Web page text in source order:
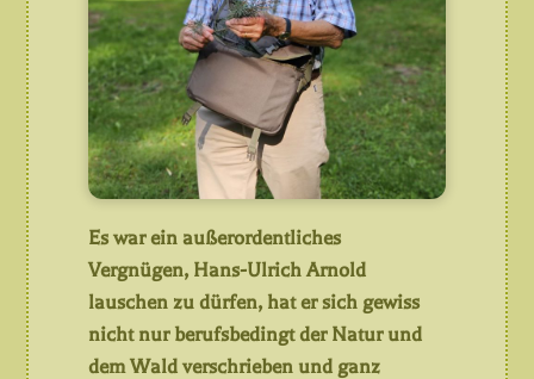
Es war ein außerordentliches
Vergnügen, Hans-Ulrich Arnold
lauschen zu dürfen, hat er sich gewiss
nicht nur berufsbedingt der Natur und
dem Wald verschrieben und ganz